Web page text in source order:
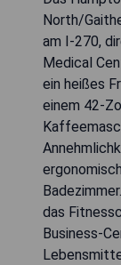
North/
am I-270,
Medical
ein heißes
einem 42-
das
Business-